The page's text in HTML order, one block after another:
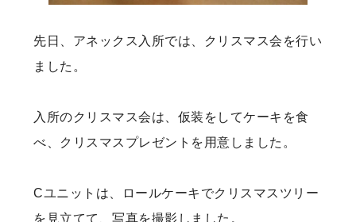
先日、アネックス入所では、クリスマス会を行い
ました。
入所のクリスマス会は、仮装をしてケーキを食
べ、クリスマスプレゼントを用意しました。
Cユニットは、ロールケーキでクリスマスツリー
を見立てて、写真を撮影しました。